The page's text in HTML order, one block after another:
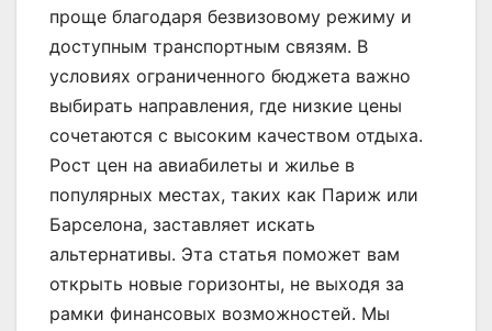
проще благодаря безвизовому режиму и
доступным транспортным связям. В
условиях ограниченного бюджета важно
выбирать направления, где низкие цены
сочетаются с высоким качеством отдыха.
Рост цен на авиабилеты и жилье в
популярных местах, таких как Париж или
Барселона, заставляет искать
альтернативы. Эта статья поможет вам
открыть новые горизонты, не выходя за
рамки финансовых возможностей. Мы